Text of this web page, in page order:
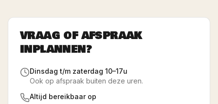
VRAAG OF AFSPRAAK
INPLANNEN?
Dinsdag t/m zaterdag 10–17u
Ook op afspraak buiten deze uren.
Altijd bereikbaar op